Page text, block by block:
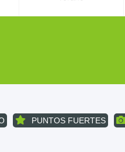
PUNTOS FUERTES